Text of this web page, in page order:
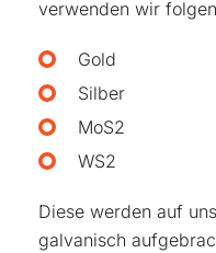
verwenden wir
Gold
Silber
MoS2
WS2
Diese werden auf
galvanisch